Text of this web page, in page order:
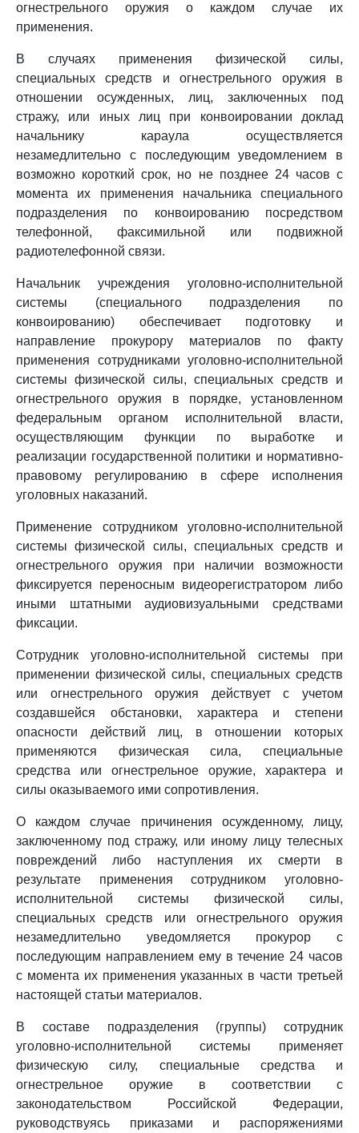
огнестрельного оружия о каждом случае их
применения.
В случаях применения физической силы,
специальных средств и огнестрельного оружия в
отношении осужденных, лиц, заключенных под
стражу, или иных лиц при конвоировании доклад
начальнику караула осуществляется
незамедлительно с последующим уведомлением в
возможно короткий срок, но не позднее 24 часов с
момента их применения начальника специального
подразделения по конвоированию посредством
телефонной, факсимильной или подвижной
радиотелефонной связи.
Начальник учреждения уголовно-исполнительной
системы (специального подразделения по
конвоированию) обеспечивает подготовку и
направление прокурору материалов по факту
применения сотрудниками уголовно-исполнительной
системы физической силы, специальных средств и
огнестрельного оружия в порядке, установленном
федеральным органом исполнительной власти,
осуществляющим функции по выработке и
реализации государственной политики и нормативно-
правовому регулированию в сфере исполнения
уголовных наказаний.
Применение сотрудником уголовно-исполнительной
системы физической силы, специальных средств и
огнестрельного оружия при наличии возможности
фиксируется переносным видеорегистратором либо
иными штатными аудиовизуальными средствами
фиксации.
Сотрудник уголовно-исполнительной системы при
применении физической силы, специальных средств
или огнестрельного оружия действует с учетом
создавшейся обстановки, характера и степени
опасности действий лиц, в отношении которых
применяются физическая сила, специальные
средства или огнестрельное оружие, характера и
силы оказываемого ими сопротивления.
О каждом случае причинения осужденному, лицу,
заключенному под стражу, или иному лицу телесных
повреждений либо наступления их смерти в
результате применения сотрудником уголовно-
исполнительной системы физической силы,
специальных средств или огнестрельного оружия
незамедлительно уведомляется прокурор с
последующим направлением ему в течение 24 часов
с момента их применения указанных в части третьей
настоящей статьи материалов.
В составе подразделения (группы) сотрудник
уголовно-исполнительной системы применяет
физическую силу, специальные средства и
огнестрельное оружие в соответствии с
законодательством Российской Федерации,
руководствуясь приказами и распоряжениями